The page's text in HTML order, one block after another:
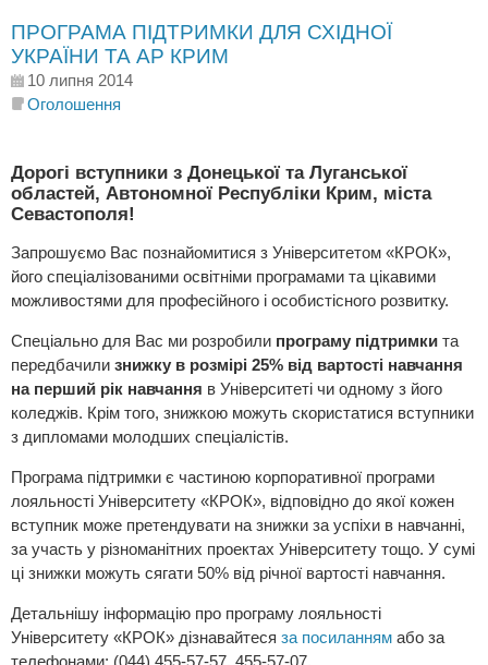
ПРОГРАМА ПІДТРИМКИ ДЛЯ СХІДНОЇ
УКРАЇНИ ТА АР КРИМ
10 липня 2014
Оголошення
Дорогі вступники з Донецької та Луганської
областей, Автономної Республіки Крим, міста
Севастополя!
Запрошуємо Вас познайомитися з Університетом «КРОК»,
його спеціалізованими освітніми програмами та цікавими
можливостями для професійного і особистісного розвитку.
Спеціально для Вас ми розробили програму підтримки та
передбачили знижку в розмірі 25% від вартості навчання
на перший рік навчання в Університеті чи одному з його
коледжів. Крім того, знижкою можуть скористатися вступники
з дипломами молодших спеціалістів.
Програма підтримки є частиною корпоративної програми
лояльності Університету «КРОК», відповідно до якої кожен
вступник може претендувати на знижки за успіхи в навчанні,
за участь у різноманітних проектах Університету тощо. У сумі
ці знижки можуть сягати 50% від річної вартості навчання.
Детальнішу інформацію про програму лояльності
Університету «КРОК» дізнавайтеся за посиланням або за